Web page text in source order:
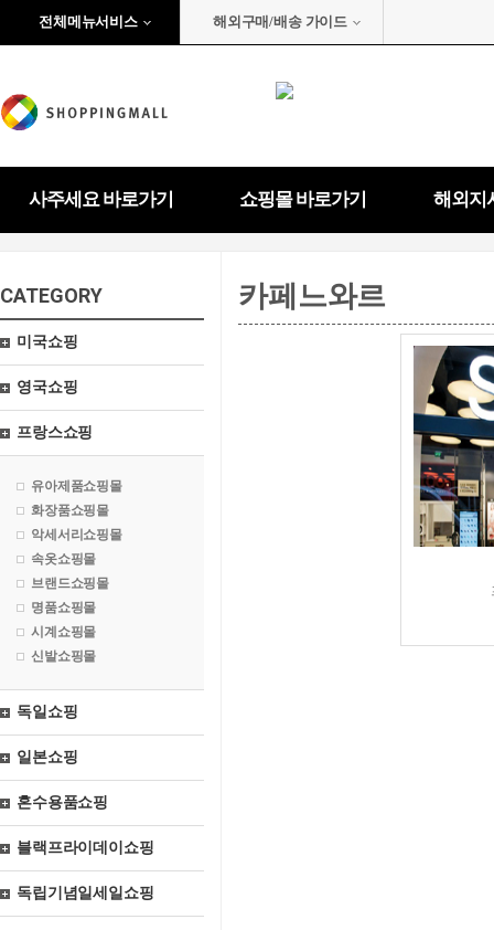
전체메뉴서비스 해외구매/배송 가이드
사주세요 바로가기 쇼핑몰 바로가기 해외지
CATEGORY
미국쇼핑
영국쇼핑
프랑스쇼핑
유아제품쇼핑몰
화장품쇼핑몰
악세서리쇼핑몰
속옷쇼핑몰
브랜드쇼핑몰
명품쇼핑몰
시계쇼핑몰
신발쇼핑몰
독일쇼핑
일본쇼핑
혼수용품쇼핑
블랙프라이데이쇼핑
독립기념일세일쇼핑
카페느와르